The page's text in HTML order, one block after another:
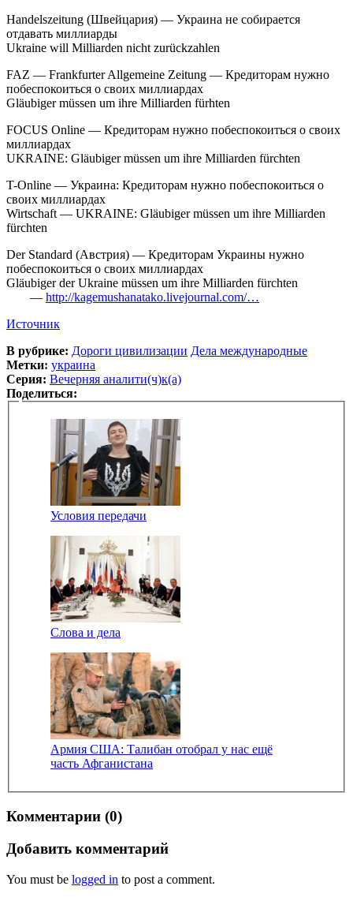
Handelszeitung (Швейцария) — Украина не собирается
отдавать миллиарды
Ukraine will Milliarden nicht zurückzahlen
FAZ — Frankfurter Allgemeine Zeitung — Кредиторам нужно
побеспокоиться о своих миллиардах
Gläubiger müssen um ihre Milliarden fürhten
FOCUS Online — Кредиторам нужно побеспокоиться о своих
миллиардах
UKRAINE: Gläubiger müssen um ihre Milliarden fürchten
T-Online — Украина: Кредиторам нужно побеспокоиться о
своих миллиардах
Wirtschaft — UKRAINE: Gläubiger müssen um ihre Milliarden
fürchten
Der Standard (Австрия) — Кредиторам Украины нужно
побеспокоиться о своих миллиардах
Gläubiger der Ukraine müssen um ihre Milliarden fürchten
— http://kagemushanatako.livejournal.com/…
Источник
В рубрике: Дороги цивилизации Дела международные
Метки: украина
Серия: Вечерняя аналити(ч)к(а)
Поделиться:
Условия передачи
Слова и дела
Армия США: Талибан отобрал у нас ещё
часть Афганистана
Комментарии (0)
Добавить комментарий
You must be logged in to post a comment.